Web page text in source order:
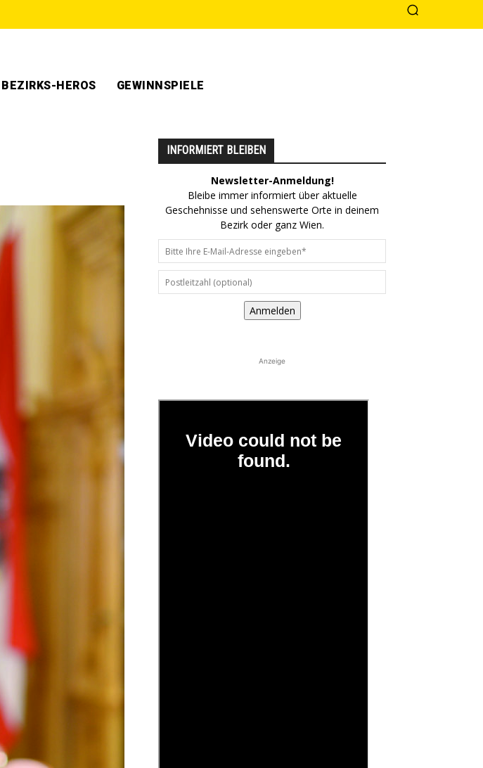
BEZIRKS-HEROS GEWINNSPIELE
INFORMIERT BLEIBEN
Newsletter-Anmeldung!
Bleibe immer informiert über aktuelle
Geschehnisse und sehenswerte Orte in deinem
Bezirk oder ganz Wien.
Anmelden
Anzeige